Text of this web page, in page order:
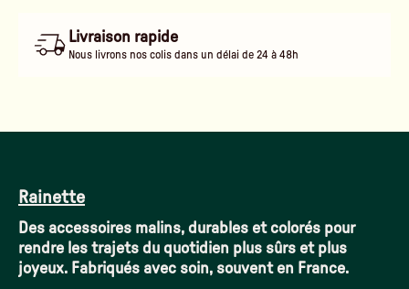
Livraison rapide
Nous livrons nos colis dans un délai de 24 à 48h
Rainette
Des accessoires malins, durables et colorés pour
rendre les trajets du quotidien plus sûrs et plus
joyeux. Fabriqués avec soin, souvent en France.